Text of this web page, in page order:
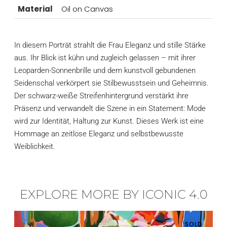
Material
Oil on Canvas
In diesem Porträt strahlt die Frau Eleganz und stille Stärke
aus. Ihr Blick ist kühn und zugleich gelassen – mit ihrer
Leoparden-Sonnenbrille und dem kunstvoll gebundenen
Seidenschal verkörpert sie Stilbewusstsein und Geheimnis.
Der schwarz-weiße Streifenhintergrund verstärkt ihre
Präsenz und verwandelt die Szene in ein Statement: Mode
wird zur Identität, Haltung zur Kunst. Dieses Werk ist eine
Hommage an zeitlose Eleganz und selbstbewusste
Weiblichkeit.
EXPLORE MORE BY ICONIC 4.0
SOLD